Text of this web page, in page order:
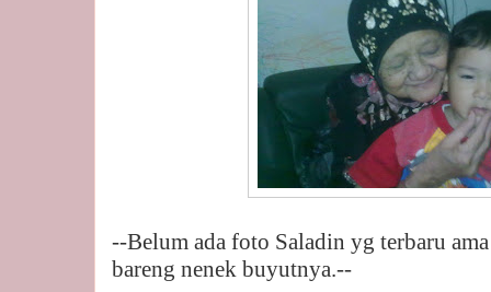
--Belum ada foto Saladin yg terbaru
bareng nenek buyutnya.--